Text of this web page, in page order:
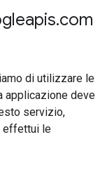
.com
di utilizzare le
applicazione deve
servizio,
effettui le